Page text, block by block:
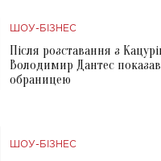
ШОУ-БІЗНЕС
Після розставання з
Володимир Дантес
обраницею
ШОУ-БІЗНЕС